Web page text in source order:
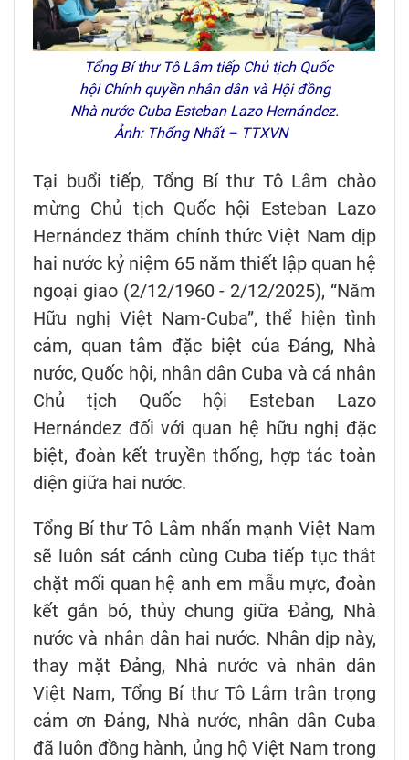
Tổng Bí thư Tô Lâm tiếp Chủ tịch Quốc
hội Chính quyền nhân dân và Hội đồng
Nhà nước Cuba Esteban Lazo Hernández.
Ảnh: Thống Nhất – TTXVN
Tại buổi tiếp, Tổng Bí thư Tô Lâm chào
mừng Chủ tịch Quốc hội Esteban Lazo
Hernández thăm chính thức Việt Nam dịp
hai nước kỷ niệm 65 năm thiết lập quan hệ
ngoại giao (2/12/1960 - 2/12/2025), “Năm
Hữu nghị Việt Nam-Cuba”, thể hiện tình
cảm, quan tâm đặc biệt của Đảng, Nhà
nước, Quốc hội, nhân dân Cuba và cá nhân
Chủ tịch Quốc hội Esteban Lazo
Hernández đối với quan hệ hữu nghị đặc
biệt, đoàn kết truyền thống, hợp tác toàn
diện giữa hai nước.
Tổng Bí thư Tô Lâm nhấn mạnh Việt Nam
sẽ luôn sát cánh cùng Cuba tiếp tục thắt
chặt mối quan hệ anh em mẫu mực, đoàn
kết gắn bó, thủy chung giữa Đảng, Nhà
nước và nhân dân hai nước. Nhân dịp này,
thay mặt Đảng, Nhà nước và nhân dân
Việt Nam, Tổng Bí thư Tô Lâm trân trọng
cảm ơn Đảng, Nhà nước, nhân dân Cuba
đã luôn đồng hành, ủng hộ Việt Nam trong